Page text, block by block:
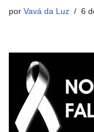
por Vavá da Luz 6